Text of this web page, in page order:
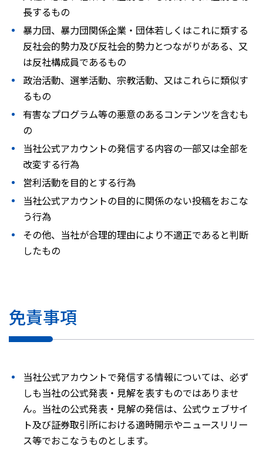
長するもの
暴力団、暴力団関係企業・団体若しくはこれに類する
反社会的勢力及び反社会的勢力とつながりがある、又
は反社構成員であるもの
政治活動、選挙活動、宗教活動、又はこれらに類似す
るもの
有害なプログラム等の悪意のあるコンテンツを含むも
の
当社公式アカウントの発信する内容の一部又は全部を
改変する行為
営利活動を目的とする行為
当社公式アカウントの目的に関係のない投稿をおこな
う行為
その他、当社が合理的理由により不適正であると判断
したもの
免責事項
当社公式アカウントで発信する情報については、必ず
しも当社の公式発表・見解を表すものではありませ
ん。当社の公式発表・見解の発信は、公式ウェブサイ
ト及び証券取引所における適時開示やニュースリリー
ス等でおこなうものとします。